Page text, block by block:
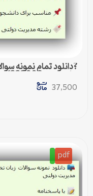
?دانلود تمام نمونه
پیام نور کد 1223006
37,500
pdf